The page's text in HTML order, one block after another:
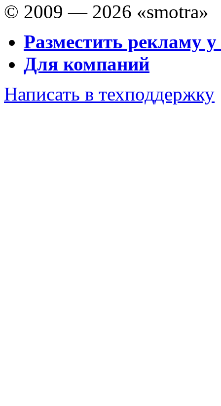
© 2009 — 2026 «smotra»
Разместить рекламу у
Для компаний
Написать в техподдержку